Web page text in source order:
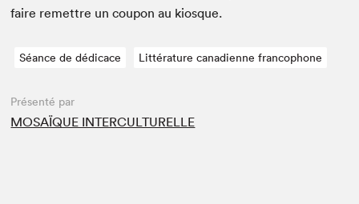
faire remet­tre un coupon au kiosque.
Séance de dédicace Littérature canadienne francophone
Présenté par
MOSAÏQUE INTERCULTURELLE